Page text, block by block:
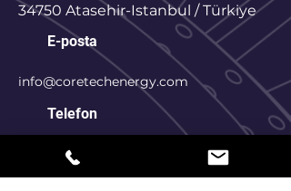
34750 Atasehir-Istanbul / Türkiye
E-posta
info@coretechenergy.com
Telefon
+90 (216) 949 01 42
+90 (533) 042 80 93